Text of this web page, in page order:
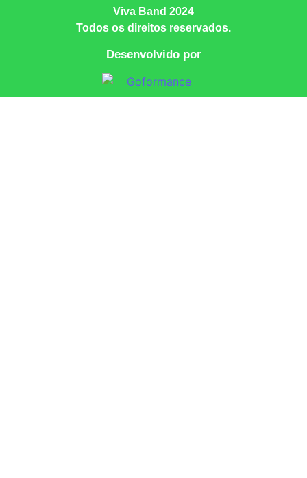
Viva Band 2024
Todos os direitos reservados.
Desenvolvido por